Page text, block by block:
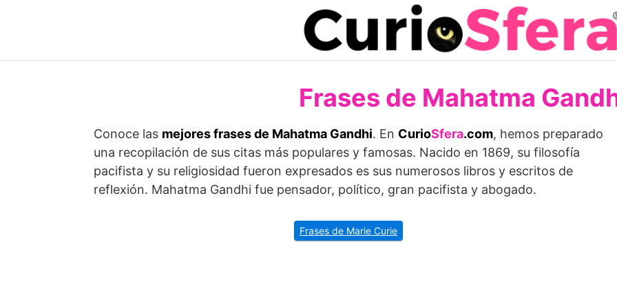
Frases de Mahatma
Conoce las mejores frases de Mahatma Gandhi. En CurioSfera.com, hemos preparado
una recopilación de sus citas más populares y famosas. Nacido en 1869, su filosofía
pacifista y su religiosidad fueron expresados es sus numerosos libros y escritos de
reflexión. Mahatma Gandhi fue pensador, político, gran pacifista y abogado.
Frases de Marie Curie